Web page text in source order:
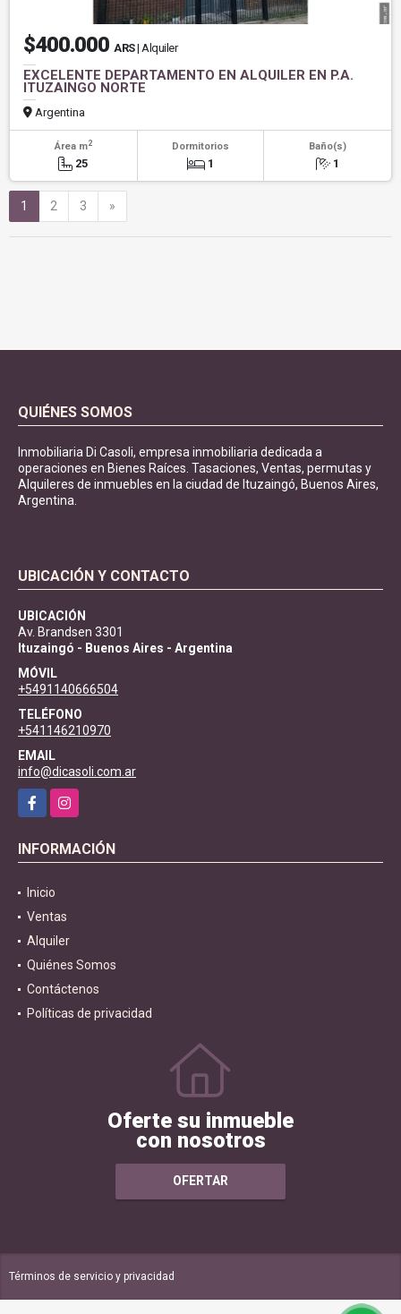
$400.000 ARS| Alquiler
EXCELENTE DEPARTAMENTO EN ALQUILER EN P.A.
ITUZAINGO NORTE
Argentina
Área m2
25
Dormitorios
1
Baño(s)
1
1 2 3 »
QUIÉNES SOMOS
Inmobiliaria Di Casoli, empresa inmobiliaria dedicada a
operaciones en Bienes Raíces. Tasaciones, Ventas, permutas y
Alquileres de inmuebles en la ciudad de Ituzaingó, Buenos Aires,
Argentina.
UBICACIÓN Y CONTACTO
UBICACIÓN
Av. Brandsen 3301
Ituzaingó - Buenos Aires - Argentina
MÓVIL
+5491140666504
TELÉFONO
+541146210970
EMAIL
info@dicasoli.com.ar
FacebookInstagram
INFORMACIÓN
Inicio
Ventas
Alquiler
Quiénes Somos
Contáctenos
Políticas de privacidad
Oferte su inmueble
con nosotros
OFERTAR
Términos de servicio y privacidad